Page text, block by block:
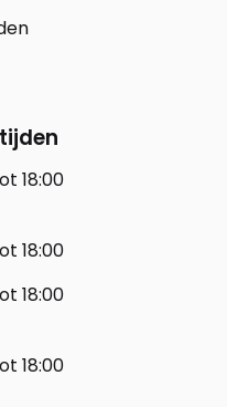
18:00
18:00
18:00
18:00